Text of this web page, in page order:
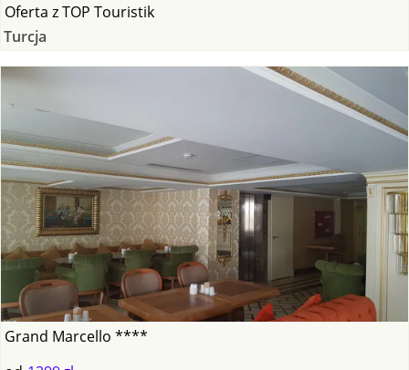
Oferta zTOP Touristik
Turcja
Grand Marcello ****